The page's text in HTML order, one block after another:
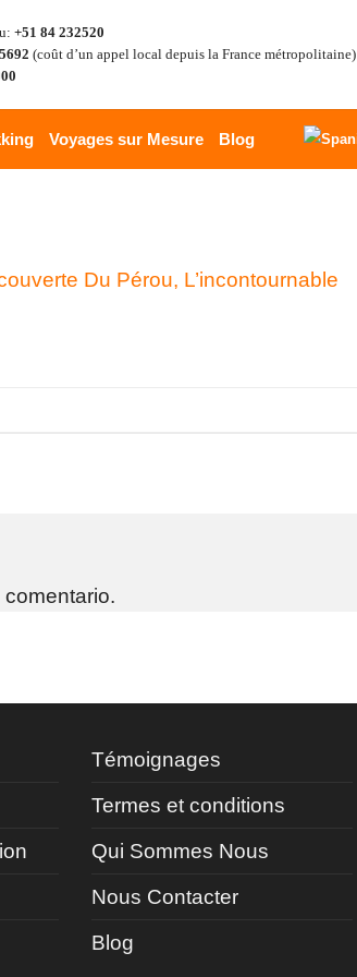
+51 84 232520
(coût d’un appel local depuis la France métropolitaine)
Voyages sur Mesure Blog
Du Pérou, L’incontournable
Témoignages
Termes et conditions
Qui Sommes Nous
Nous Contacter
Blog